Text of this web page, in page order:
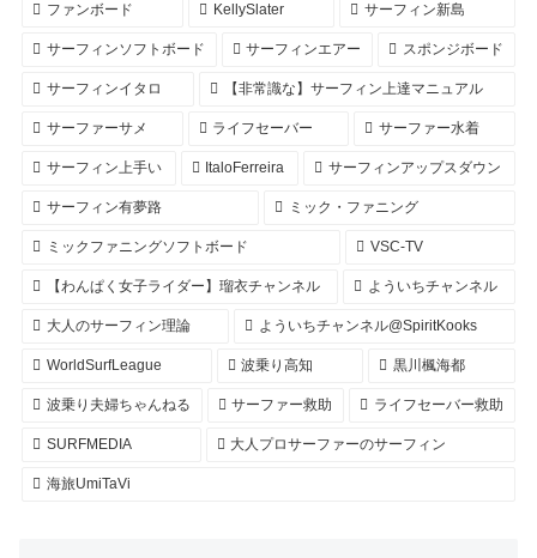
ファンボード KellySlater サーフィン新島
サーフィンソフトボード サーフィンエアー スポンジボード
サーフィンイタロ 【非常識な】サーフィン上達マニュアル
サーファーサメ ライフセーバー サーファー水着
サーフィン上手い ItaloFerreira サーフィンアップスダウン
サーフィン有夢路 ミック・ファニング
ミックファニングソフトボード VSC-TV
【わんぱく女子ライダー】瑠衣チャンネル よういちチャンネル
大人のサーフィン理論 よういちチャンネル@SpiritKooks
WorldSurfLeague 波乗り高知 黒川楓海都
波乗り夫婦ちゃんねる サーファー救助 ライフセーバー救助
SURFMEDIA 大人プロサーファーのサーフィン
海旅UmiTaVi